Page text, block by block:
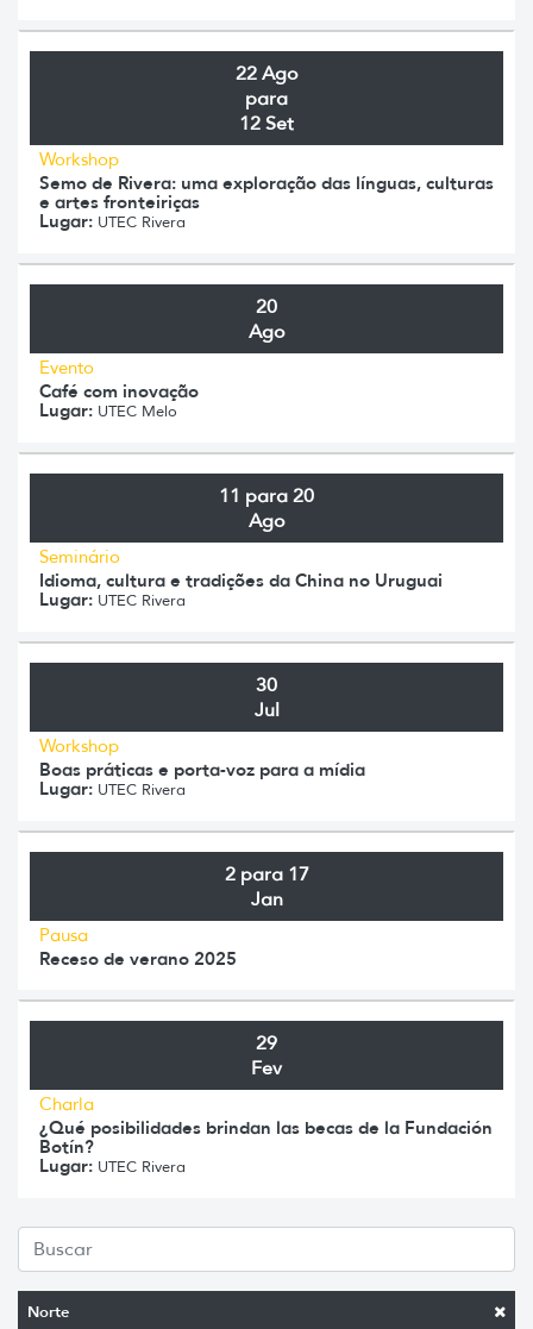
Norte
22 Ago
para
12 Set
Workshop
Semo de Rivera: uma exploração das línguas, culturas
e artes fronteiriças
Lugar: UTEC Rivera
20
Ago
Evento
Café com inovação
Lugar: UTEC Melo
11 para 20
Ago
Seminário
Idioma, cultura e tradições da China no Uruguai
Lugar: UTEC Rivera
30
Jul
Workshop
Boas práticas e porta-voz para a mídia
Lugar: UTEC Rivera
2 para 17
Jan
Pausa
Receso de verano 2025
29
Fev
Charla
¿Qué posibilidades brindan las becas de la Fundación
Botín?
Lugar: UTEC Rivera